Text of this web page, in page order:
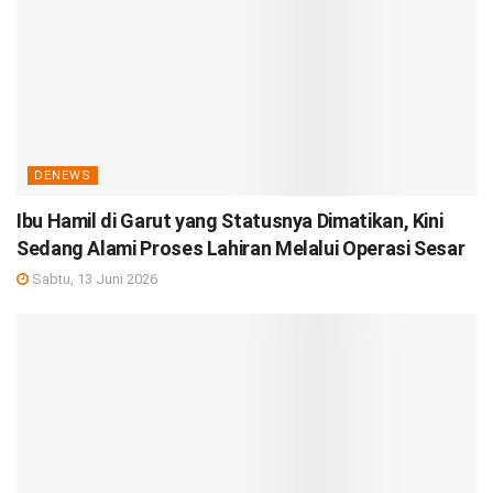
DENEWS
Ibu Hamil di Garut yang Statusnya Dimatikan, Kini
Sedang Alami Proses Lahiran Melalui Operasi Sesar
Sabtu, 13 Juni 2026